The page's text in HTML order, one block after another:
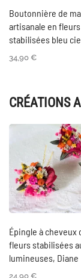
Boutonnière de
artisanale en
stabilisées bleu
34,90 €
CRÉATIONS
Épingle à cheveux
fleurs stabilisées
lumineuses, Diane
24,90 €